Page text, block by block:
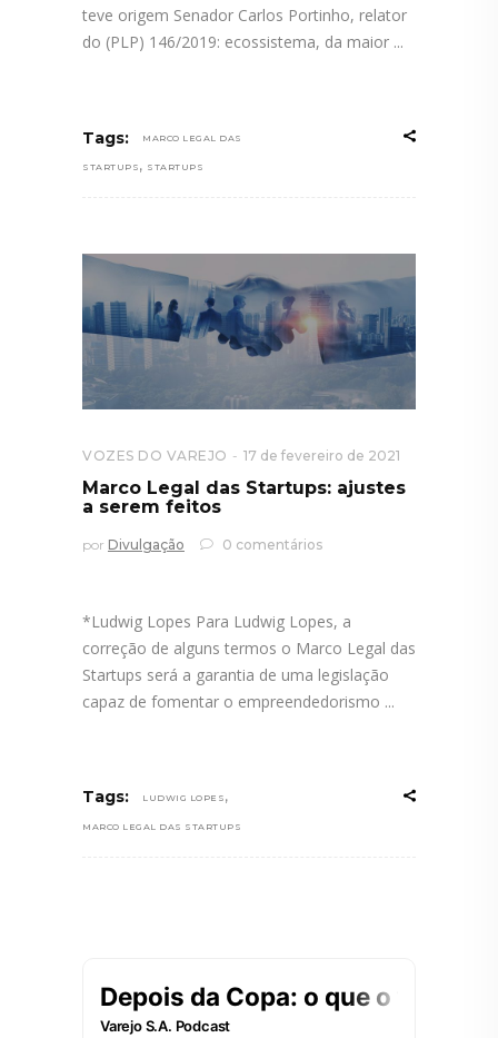
teve origem Senador Carlos Portinho, relator
do (PLP) 146/2019: ecossistema, da maior
Tags: MARCO LEGAL DAS
STARTUPS , STARTUPS
VOZES DO VAREJO 17 de fevereiro de 2021
Marco Legal das Startups: ajustes
a serem feitos
por Divulgação 0 comentários
*Ludwig Lopes Para Ludwig Lopes, a
correção de alguns termos o Marco Legal das
Startups será a garantia de uma legislação
capaz de fomentar o empreendedorismo
Tags: LUDWIG LOPES ,
MARCO LEGAL DAS STARTUPS